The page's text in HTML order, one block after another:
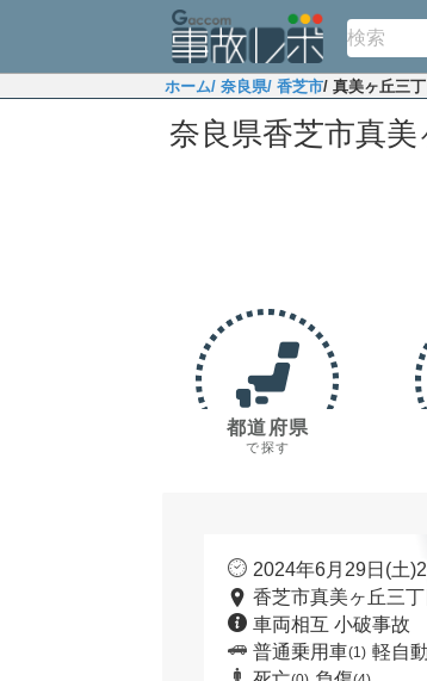
ホーム/ 奈良県/ 香芝市/ 真美ヶ丘三
奈良県香芝市真
都道府県
で探す
2024年6月29日(土
香芝市真美ヶ丘三
車両相互 小破事故
普通乗用車(1) 軽自